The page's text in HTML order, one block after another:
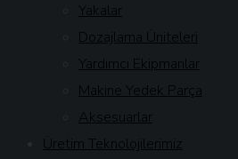
Yakalar
Dozajlama Üniteleri
Yardımcı Ekipmanlar
Makine Yedek Parça
Aksesuarlar
Üretim Teknolojilerimiz